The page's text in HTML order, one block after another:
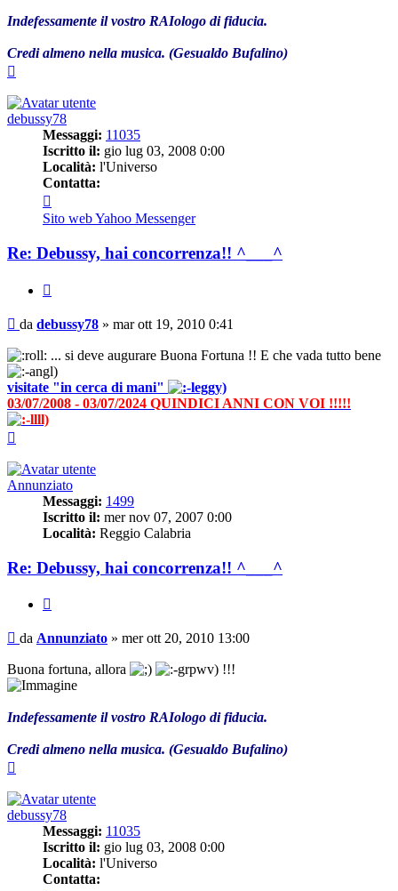
Indefessamente il vostro RAIologo di fiducia.
Credi almeno nella musica. (Gesualdo Bufalino)
debussy78
Messaggi: 11035
Iscritto il: gio lug 03, 2008 0:00
Località: l'Universo
Contatta:
debussy78
Sito webYahoo Messenger
Re: Debussy, hai concorrenza!! ^___^
Messaggio
da debussy78 » mar ott 19, 2010 0:41
... si deve augurare Buona Fortuna !! E che vada tutto bene
visitate "in cerca di mani"
03/07/2008 - 03/07/2024 QUINDICI ANNI CON VOI !!!!!
Annunziato
Messaggi: 1499
Iscritto il: mer nov 07, 2007 0:00
Località: Reggio Calabria
Re: Debussy, hai concorrenza!! ^___^
Messaggio
da Annunziato » mer ott 20, 2010 13:00
Buona fortuna, allora !!!
Indefessamente il vostro RAIologo di fiducia.
Credi almeno nella musica. (Gesualdo Bufalino)
debussy78
Messaggi: 11035
Iscritto il: gio lug 03, 2008 0:00
Località: l'Universo
Contatta: